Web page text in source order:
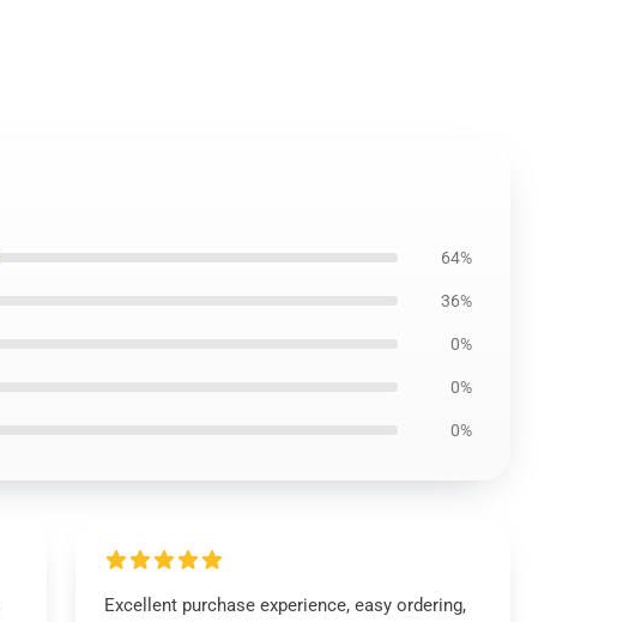
64%
36%
0%
0%
0%
Excellent purchase experience, easy ordering,